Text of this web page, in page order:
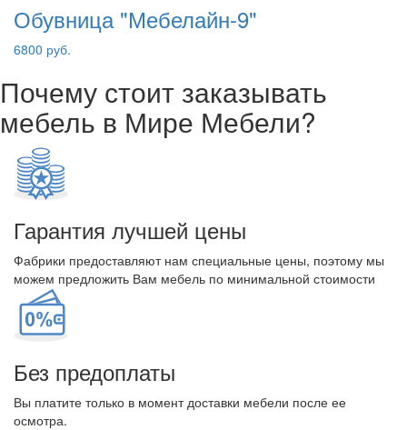
Обувница "Мебелайн-9"
6800 руб.
Почему стоит заказывать
мебель в Мире Мебели?
Гарантия лучшей цены
Фабрики предоставляют нам специальные цены, поэтому мы
можем предложить Вам мебель по минимальной стоимости
Без предоплаты
Вы платите только в момент доставки мебели после ее
осмотра.